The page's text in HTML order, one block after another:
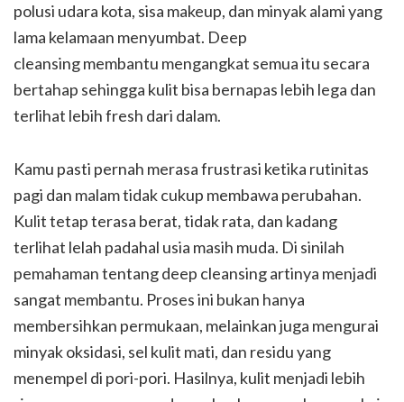
polusi udara kota, sisa makeup, dan minyak alami yang
lama kelamaan menyumbat. Deep
cleansing membantu mengangkat semua itu secara
bertahap sehingga kulit bisa bernapas lebih lega dan
terlihat lebih fresh dari dalam.
Kamu pasti pernah merasa frustrasi ketika rutinitas
pagi dan malam tidak cukup membawa perubahan.
Kulit tetap terasa berat, tidak rata, dan kadang
terlihat lelah padahal usia masih muda. Di sinilah
pemahaman tentang deep cleansing artinya menjadi
sangat membantu. Proses ini bukan hanya
membersihkan permukaan, melainkan juga mengurai
minyak oksidasi, sel kulit mati, dan residu yang
menempel di pori-pori. Hasilnya, kulit menjadi lebih